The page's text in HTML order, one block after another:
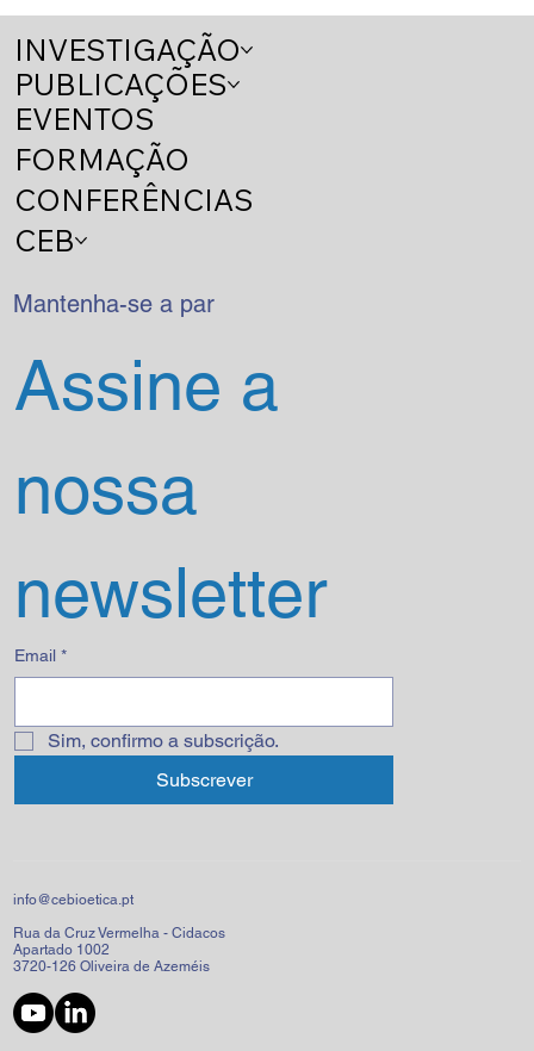
que escrevemos?
INVESTIGAÇÃO
PUBLICAÇÕES
EVENTOS
FORMAÇÃO
CONFERÊNCIAS
CEB
Mantenha-se a par
Assine a
nossa
newsletter
Email *
Sim, confirmo a subscrição.
Subscrever
info@cebioetica.pt
Rua da Cruz Vermelha - Cidacos
Apartado 1002
3720-126 Oliveira de Azeméis